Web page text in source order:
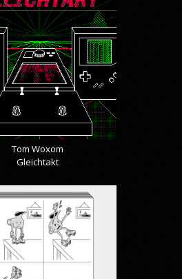
Tom Woxom
Gleichtakt